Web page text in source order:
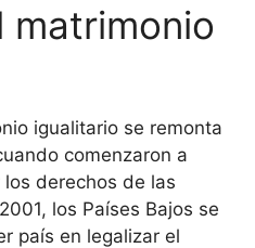
matrimonio
igualitario se remonta
comenzaron a
derechos de las
los Países Bajos se
país en legalizar el